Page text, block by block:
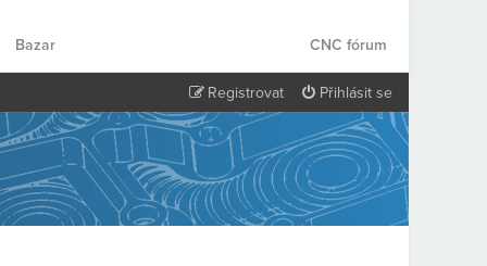
Bazar CNC fórum
Přihlásit se
Registrovat